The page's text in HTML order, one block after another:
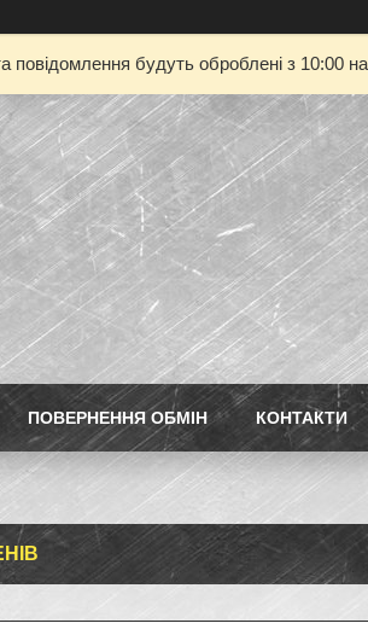
повідомлення будуть оброблені з 10:00
ПОВЕРНЕННЯ ОБМІН КОНТАКТИ